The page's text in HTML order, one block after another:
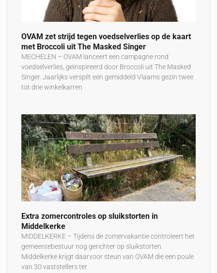
OVAM zet strijd tegen voedselverlies op de kaart
met Broccoli uit The Masked Singer
MECHELEN – OVAM lanceert een campagne rond
voedselverlies, geïnspireerd door Broccoli uit The Masked
Singer. Jaarlijks verspilt een gemiddeld Vlaams gezin twee
tot drie winkelkarren
Extra zomercontroles op sluikstorten in
Middelkerke
MIDDELKERKE – Tijdens de zomervakantie controleert het
gemeentebestuur nog gerichter op sluikstorten.
Middelkerke krijgt daarvoor steun van OVAM die een poule
van 30 vaststellers ter